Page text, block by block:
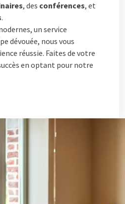
, des conférences, et
.
un service
dévouée, nous vous
réussie. Faites de votre
en optant pour notre